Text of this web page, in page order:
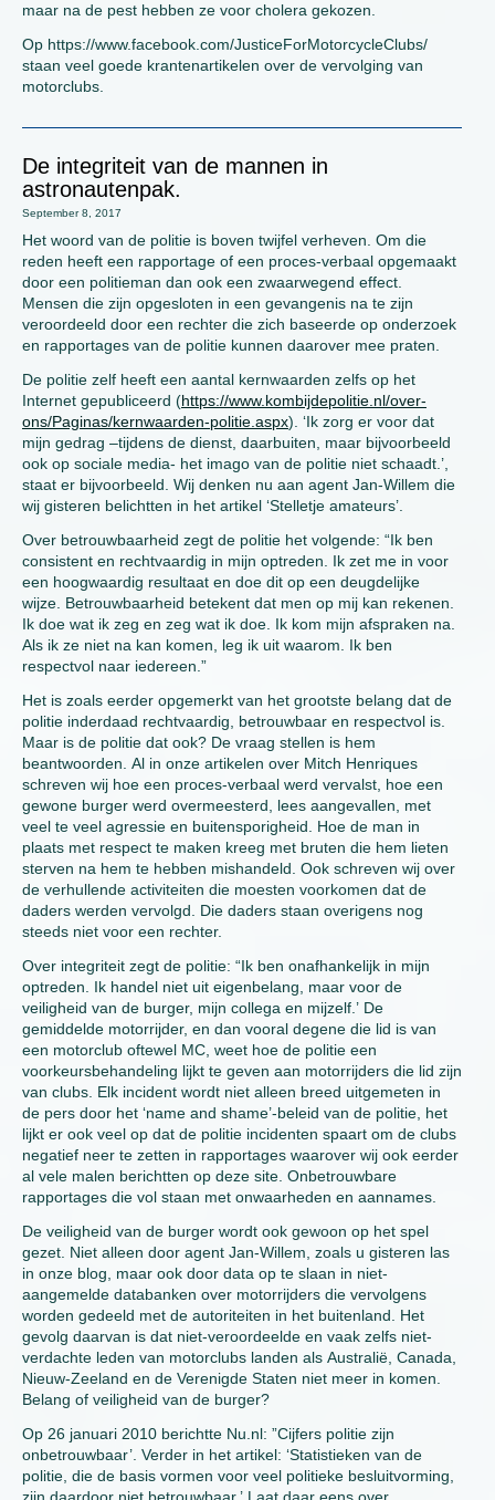
maar na de pest hebben ze voor cholera gekozen.
Op https://www.facebook.com/JusticeForMotorcycleClubs/
staan veel goede krantenartikelen over de vervolging van
motorclubs.
De integriteit van de mannen in
astronautenpak.
September 8, 2017
Het woord van de politie is boven twijfel verheven. Om die
reden heeft een rapportage of een proces-verbaal opgemaakt
door een politieman dan ook een zwaarwegend effect.
Mensen die zijn opgesloten in een gevangenis na te zijn
veroordeeld door een rechter die zich baseerde op onderzoek
en rapportages van de politie kunnen daarover mee praten.
De politie zelf heeft een aantal kernwaarden zelfs op het
Internet gepubliceerd (https://www.kombijdepolitie.nl/over-
ons/Paginas/kernwaarden-politie.aspx). ‘Ik zorg er voor dat
mijn gedrag –tijdens de dienst, daarbuiten, maar bijvoorbeeld
ook op sociale media- het imago van de politie niet schaadt.’,
staat er bijvoorbeeld. Wij denken nu aan agent Jan-Willem die
wij gisteren belichtten in het artikel ‘Stelletje amateurs’.
Over betrouwbaarheid zegt de politie het volgende: “Ik ben
consistent en rechtvaardig in mijn optreden. Ik zet me in voor
een hoogwaardig resultaat en doe dit op een deugdelijke
wijze. Betrouwbaarheid betekent dat men op mij kan rekenen.
Ik doe wat ik zeg en zeg wat ik doe. Ik kom mijn afspraken na.
Als ik ze niet na kan komen, leg ik uit waarom. Ik ben
respectvol naar iedereen.”
Het is zoals eerder opgemerkt van het grootste belang dat de
politie inderdaad rechtvaardig, betrouwbaar en respectvol is.
Maar is de politie dat ook? De vraag stellen is hem
beantwoorden. Al in onze artikelen over Mitch Henriques
schreven wij hoe een proces-verbaal werd vervalst, hoe een
gewone burger werd overmeesterd, lees aangevallen, met
veel te veel agressie en buitensporigheid. Hoe de man in
plaats met respect te maken kreeg met bruten die hem lieten
sterven na hem te hebben mishandeld. Ook schreven wij over
de verhullende activiteiten die moesten voorkomen dat de
daders werden vervolgd. Die daders staan overigens nog
steeds niet voor een rechter.
Over integriteit zegt de politie: “Ik ben onafhankelijk in mijn
optreden. Ik handel niet uit eigenbelang, maar voor de
veiligheid van de burger, mijn collega en mijzelf.’ De
gemiddelde motorrijder, en dan vooral degene die lid is van
een motorclub oftewel MC, weet hoe de politie een
voorkeursbehandeling lijkt te geven aan motorrijders die lid zijn
van clubs. Elk incident wordt niet alleen breed uitgemeten in
de pers door het ‘name and shame’-beleid van de politie, het
lijkt er ook veel op dat de politie incidenten spaart om de clubs
negatief neer te zetten in rapportages waarover wij ook eerder
al vele malen berichtten op deze site. Onbetrouwbare
rapportages die vol staan met onwaarheden en aannames.
De veiligheid van de burger wordt ook gewoon op het spel
gezet. Niet alleen door agent Jan-Willem, zoals u gisteren las
in onze blog, maar ook door data op te slaan in niet-
aangemelde databanken over motorrijders die vervolgens
worden gedeeld met de autoriteiten in het buitenland. Het
gevolg daarvan is dat niet-veroordeelde en vaak zelfs niet-
verdachte leden van motorclubs landen als Australië, Canada,
Nieuw-Zeeland en de Verenigde Staten niet meer in komen.
Belang of veiligheid van de burger?
Op 26 januari 2010 berichtte Nu.nl: ”Cijfers politie zijn
onbetrouwbaar’. Verder in het artikel: ‘Statistieken van de
politie, die de basis vormen voor veel politieke besluitvorming,